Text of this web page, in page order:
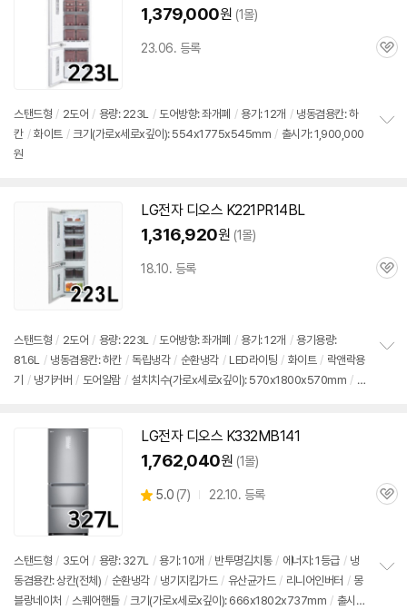
1,379,000원 (1몰)
23.06. 등록
관
스탠드형 / 2도어 / 용량: 223L / 도어방향: 좌개폐 / 용기: 12개 / 냉동겸용칸: 하
칸 / 화이트 / 크기(가로x세로x깊이): 554x1775x545mm / 출시가: 1,900,000
원
LG전자 디오스 K221PR14BL
1,316,920원 (1몰)
18.10. 등록
관
스탠드형 / 2도어 / 용량: 223L / 도어방향: 좌개폐 / 용기: 12개 / 용기용량:
81.6L / 냉동겸용칸: 하칸 / 독립냉각 / 순환냉각 / LED라이팅 / 화이트 / 락앤락용
기 / 냉기커버 / 도어알람 / 설치치수(가로x세로x깊이): 570x1800x570mm / 크
LG전자 디오스 K332MB141
1,762,040원 (1몰)
별
5.0 (상
뷰
7) 22.10. 등록
관
스탠드형 / 3도어 / 용량: 327L / 용기: 10개 / 반투명김치통 / 에너지: 1등급 / 냉
동겸용칸: 상칸(전체) / 순환냉각 / 냉기지킴가드 / 유산균가드 / 리니어인버터 / 몽
블랑네이처 / 스퀘어핸들 / 크기(가로x세로x깊이): 666x1802x737mm / 출시